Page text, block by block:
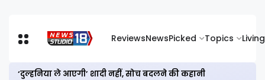
ReviewsNewsPicked Topics Living
‘दुल्हनिया ले आएगी’ शादी नहीं, सोच बदलने की कहानी